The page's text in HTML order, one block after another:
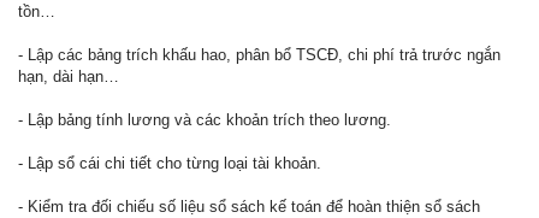
tồn…
- Lập các bảng trích khấu hao, phân bổ TSCĐ, chi phí trả trước ngắn
hạn, dài hạn…
- Lập bảng tính lương và các khoản trích theo lương.
- Lập sổ cái chi tiết cho từng loại tài khoản.
- Kiểm tra đối chiếu số liệu sổ sách kế toán để hoàn thiện sổ sách